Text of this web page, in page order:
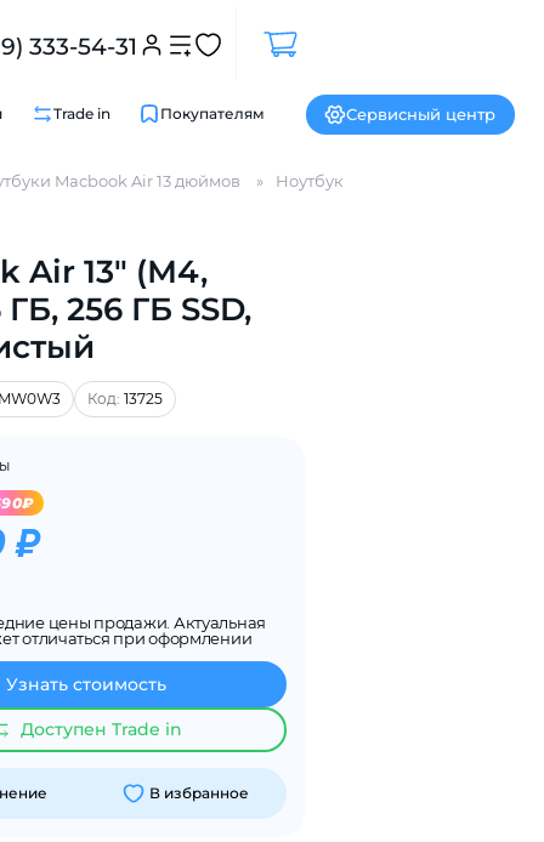
333-54-31
Trade in Покупателям Сервисный центр
Macbook Air 13 дюймов Ноутбуки MacBook Air (М4, 2025)
Air 13" (М4,
ГБ, 256 ГБ SSD,
Код: 13725
₽
цены продажи. Актуальная
отличаться при оформлении
Узнать стоимость
Доступен Trade in
В избранное